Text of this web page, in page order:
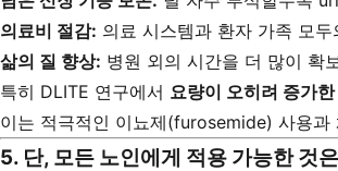
의료비 절감: 의료 시스템과 환자 가족 모두
삶의 질 향상: 병원 외의 시간을 더 많이 확
특히 DLITE 연구에서 요량이 오히려 증가
이는 적극적인 이뇨제(furosemide) 사용과
5. 단, 모든 노인에게 적용 가능한 것